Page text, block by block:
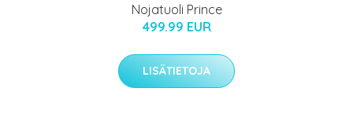
Nojatuoli Prince
499.99 EUR
LISÄTIETOJA